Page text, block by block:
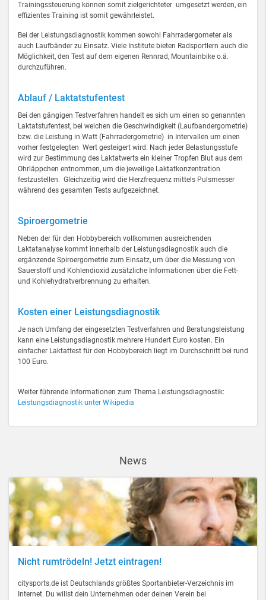
Trainingssteuerung können somit zielgerichteter umgesetzt werden, ein
effizientes Training ist somit gewährleistet.
Bei der Leistungsdiagnostik kommen sowohl Fahrradergometer als
auch Laufbänder zu Einsatz. Viele Institute bieten Radsportlern auch die
Möglichkeit, den Test auf dem eigenen Rennrad, Mountainbike o.ä.
durchzuführen.
Ablauf / Laktatstufentest
Bei den gängigen Testverfahren handelt es sich um einen so genannten
Laktatstufentest, bei welchen die Geschwindigkeit (Laufbandergometrie)
bzw. die Leistung in Watt (Fahrradergometrie) in Intervallen um einen
vorher festgelegten Wert gesteigert wird. Nach jeder Belastungsstufe
wird zur Bestimmung des Laktatwerts ein kleiner Tropfen Blut aus dem
Ohrläppchen entnommen, um die jeweilige Laktatkonzentration
festzustellen. Gleichzeitig wird die Herzfrequenz mittels Pulsmesser
während des gesamten Tests aufgezeichnet.
Spiroergometrie
Neben der für den Hobbybereich vollkommen ausreichenden
Laktatanalyse kommt innerhalb der Leistungsdiagnostik auch die
ergänzende Spiroergometrie zum Einsatz, um über die Messung von
Sauerstoff und Kohlendioxid zusätzliche Informationen über die Fett-
und Kohlehydratverbrennung zu erhalten.
Kosten einer Leistungsdiagnostik
Je nach Umfang der eingesetzten Testverfahren und Beratungsleistung
kann eine Leistungsdiagnostik mehrere Hundert Euro kosten. Ein
einfacher Laktattest für den Hobbybereich liegt im Durchschnitt bei rund
100 Euro.
Weiter führende Informationen zum Thema Leistungsdiagnostik:
Leistungsdiagnostik unter Wikipedia
News
Nicht rumtrödeln! Jetzt eintragen!
citysports.de ist Deutschlands größtes Sportanbieter-Verzeichnis im
Internet. Du willst dein Unternehmen oder deinen Verein bei